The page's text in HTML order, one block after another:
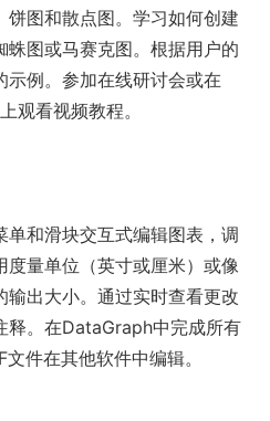
图和散点图。学习如何创建
蛛图或马赛克图。根据用户的
例。参加在线研讨会或在
观看视频教程。
和滑块交互式编辑图表，调
量单位（英寸或厘米）或像
出大小。通过实时查看更改
释。在DataGraph中完成所有
件在其他软件中编辑。